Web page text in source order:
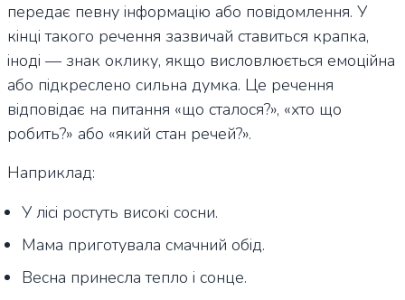
передає певну інформацію або повідомлення. У
кінці такого речення зазвичай ставиться крапка,
іноді — знак оклику, якщо висловлюється емоційна
або підкреслено сильна думка. Це речення
відповідає на питання «що сталося?», «хто що
робить?» або «який стан речей?».
Наприклад:
У лісі ростуть високі сосни.
Мама приготувала смачний обід.
Весна принесла тепло і сонце.